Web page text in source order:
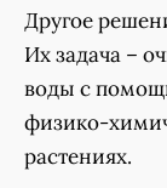
Другое
Их задача –
воды с
физико-
растениях.